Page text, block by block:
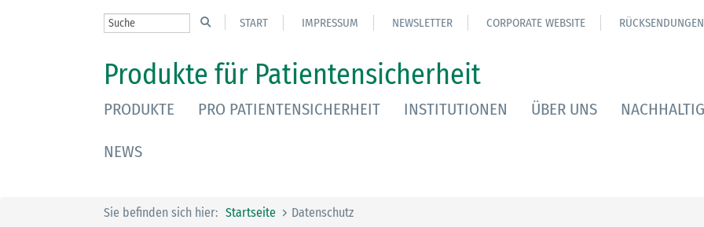
START IMPRESSUM NEWSLETTER CORPORATE WEBSITE RÜCKSENDUNGEN
Produkte für Patientensicherheit
PRODUKTE PRO PATIENTENSICHERHEIT INSTITUTIONEN ÜBER UNS
NEWS
Sie befinden sich hier: Startseite Datenschutz